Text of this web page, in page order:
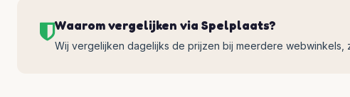
Waarom vergelijken via Spelplaats?
Wij vergelijken dagelijks de prijzen bij meerdere webwinkels,